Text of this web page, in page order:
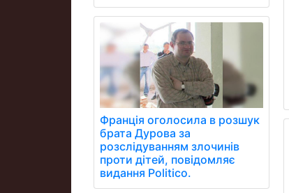
Франція оголосила в розшук
брата Дурова за
розслідуванням злочинів
проти дітей, повідомляє
видання Politico.